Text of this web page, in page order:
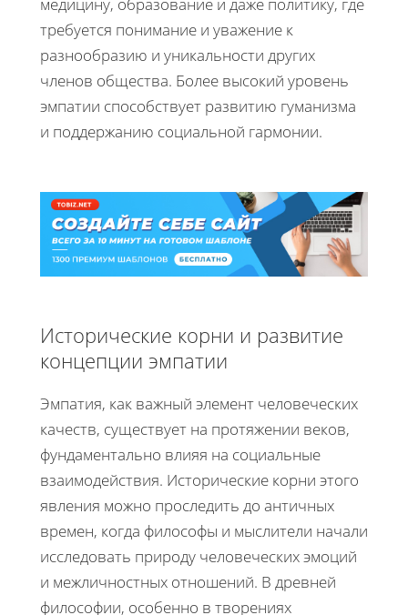
требуется понимание и уважение к
разнообразию и уникальности других
членов общества. Более высокий уровень
эмпатии способствует развитию гуманизма
и поддержанию социальной гармонии.
Исторические корни и развитие
концепции эмпатии
Эмпатия, как важный элемент человеческих
качеств, существует на протяжении веков,
фундаментально влияя на социальные
взаимодействия. Исторические корни этого
явления можно проследить до античных
времен, когда философы и мыслители начали
исследовать природу человеческих эмоций
и межличностных отношений. В древней
философии, особенно в творениях